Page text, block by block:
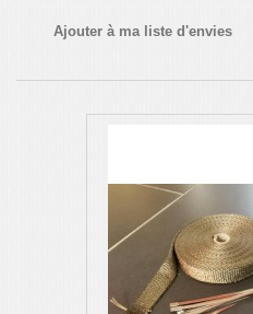
Ajouter à ma liste d'envies